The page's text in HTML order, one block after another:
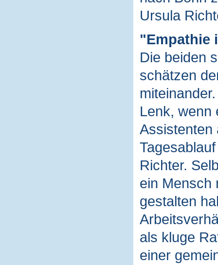
Ursula
"Empathie
Die beiden
schätzen
Lenk, wenn
Assistenten
Richter.
ein Mensch
gestalten
als kluge
einer